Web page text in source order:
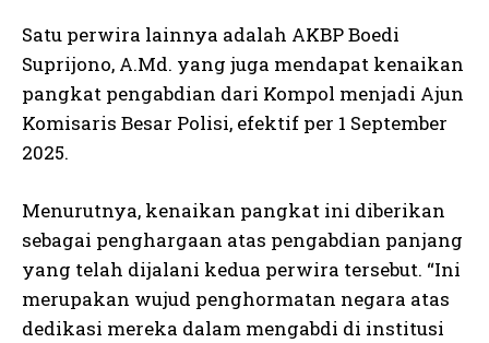
Satu perwira lainnya adalah AKBP Boedi
Suprijono, A.Md. yang juga mendapat kenaikan
pangkat pengabdian dari Kompol menjadi Ajun
Komisaris Besar Polisi, efektif per 1 September
2025.
Menurutnya, kenaikan pangkat ini diberikan
sebagai penghargaan atas pengabdian panjang
yang telah dijalani kedua perwira tersebut. “Ini
merupakan wujud penghormatan negara atas
dedikasi mereka dalam mengabdi di institusi